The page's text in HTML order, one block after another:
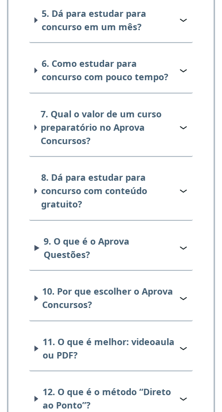
5. Dá para estudar para
concurso em um mês?
6. Como estudar para
concurso com pouco tempo?
7. Qual o valor de um curso
preparatório no Aprova
Concursos?
8. Dá para estudar para
concurso com conteúdo
gratuito?
9. O que é o Aprova
Questões?
10. Por que escolher o Aprova
Concursos?
11. O que é melhor: videoaula
ou PDF?
12. O que é o método “Direto
ao Ponto”?